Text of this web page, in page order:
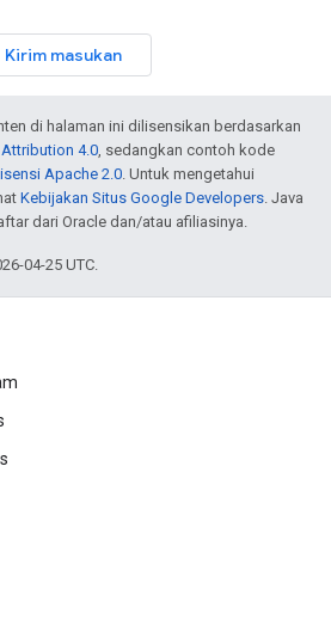
Kirim masukan
di halaman ini dilisensikan berdasarkan
4.0, sedangkan contoh kode
Apache 2.0. Untuk mengetahui
Kebijakan Situs Google Developers. Java
dari Oracle dan/atau afiliasinya.
04-25 UTC.